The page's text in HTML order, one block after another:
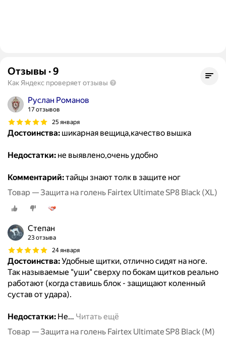
Отзывы ·9
Как Яндекс проверяет отзывы
Руслан Романов
17 отзывов
25 января
Достоинства: шикарная вещица,качество вышка
Недостатки: не выявлено,очень удобно
Комментарий:тайцы знают толк в защите ног
Товар — Защита на голень Fairtex Ultimate SP8 Black (XL)
Степан
23 отзыва
24 января
Достоинства:Удобные щитки, отлично сидят на ноге.
Так называемые "уши" сверху по бокам щитков реально
работают (когда ставишь блок - защищают коленный
сустав от удара).
Недостатки: Не… Читать ещё
Товар — Защита на голень Fairtex Ultimate SP8 Black (M)